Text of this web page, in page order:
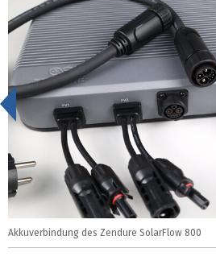
Akkuverbindung des Zendure SolarFlow 800
<